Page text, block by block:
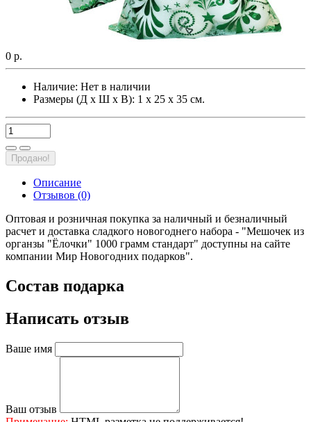
0 р.
Наличие: Нет в наличии
Размеры (Д х Ш х В): 1 х 25 х 35 см.
Продано!
Описание
Отзывов (0)
Оптовая и розничная покупка за наличный и безналичный
расчет и доставка сладкого новогоднего набора - "Мешочек из
органзы "Ёлочки" 1000 грамм стандарт" доступны на сайте
компании Мир Новогодних подарков".
Состав подарка
Написать отзыв
Ваше имя
Ваш отзыв